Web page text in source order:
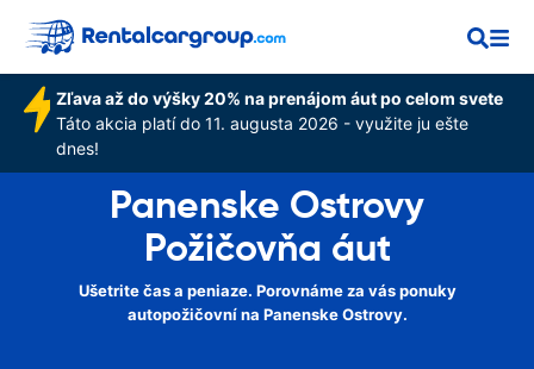
Zľava až do výšky 20% na prenájom áut po celom svete
Táto akcia platí do 11. augusta 2026 - využite ju ešte
dnes!
Panenske Ostrovy
Požičovňa áut
Ušetrite čas a peniaze. Porovnáme za vás ponuky
autopožičovní na Panenske Ostrovy.